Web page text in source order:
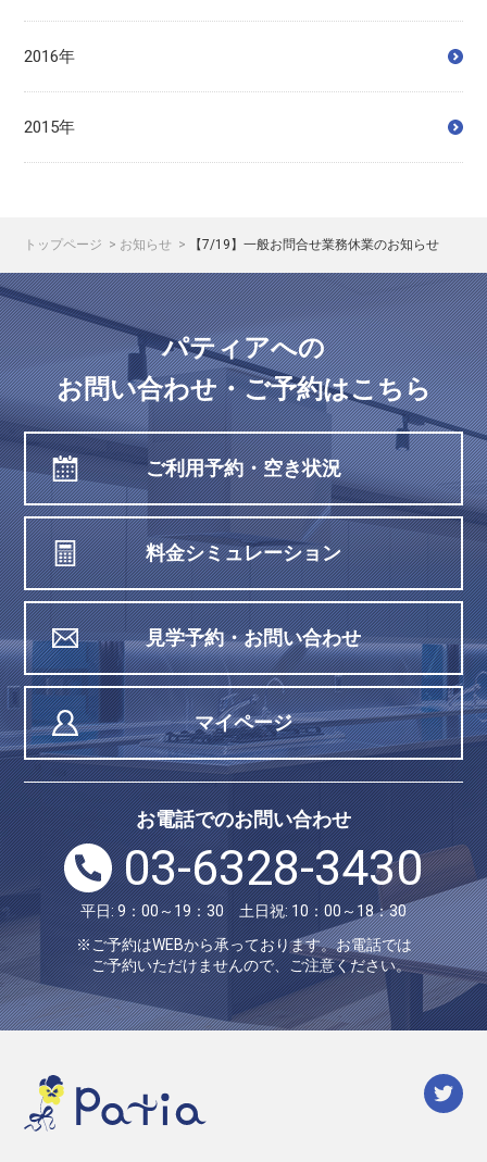
2016年
2015年
トップページ お知らせ 【7/19】一般お問合せ業務休業のお知らせ
パティアへの
お問い合わせ・ご予約はこちら
ご利用予約・空き状況
料金シミュレーション
見学予約・お問い合わせ
マイページ
お電話でのお問い合わせ
03-6328-3430
平日: 9：00～19：30 土日祝: 10：00～18：30
※ご予約はWEBから承っております。お電話では
ご予約いただけませんので、ご注意ください。